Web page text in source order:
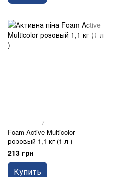
7
Foam Active Multicolor
розовый 1,1 кг (1 л )
213 грн
Купить